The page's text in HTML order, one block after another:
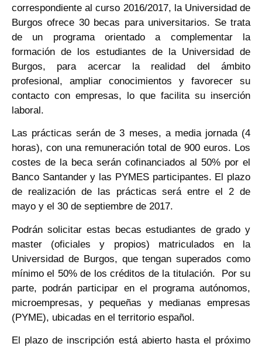
correspondiente al curso 2016/2017, la Universidad de
Burgos ofrece 30 becas para universitarios. Se trata
de un programa orientado a complementar la
formación de los estudiantes de la Universidad de
Burgos, para acercar la realidad del ámbito
profesional, ampliar conocimientos y favorecer su
contacto con empresas, lo que facilita su inserción
laboral.
Las prácticas serán de 3 meses, a media jornada (4
horas), con una remuneración total de 900 euros. Los
costes de la beca serán cofinanciados al 50% por el
Banco Santander y las PYMES participantes. El plazo
de realización de las prácticas será entre el 2 de
mayo y el 30 de septiembre de 2017.
Podrán solicitar estas becas estudiantes de grado y
master (oficiales y propios) matriculados en la
Universidad de Burgos, que tengan superados como
mínimo el 50% de los créditos de la titulación. Por su
parte, podrán participar en el programa autónomos,
microempresas, y pequeñas y medianas empresas
(PYME), ubicadas en el territorio español.
El plazo de inscripción está abierto hasta el próximo